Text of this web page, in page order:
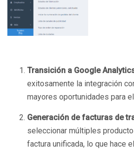
Transición a Google
exitosamente la integración
mayores oportunidades para
Generación de facturas de
seleccionar múltiples
factura unificada, lo que hace